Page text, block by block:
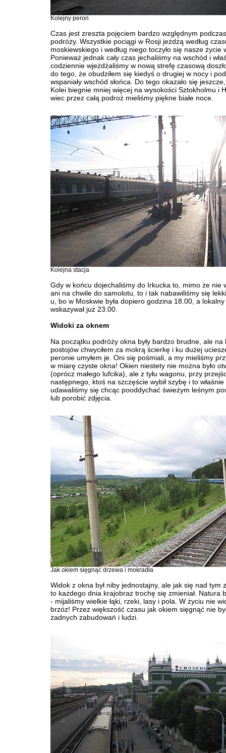
Kolejny peron
Czas jest zreszta pojęciem bardzo względnym
podróży. Wszystkie pociągi w Rosji jeżdżą według
moskiewskiego i według niego toczyło się nasze życie
Ponieważ jednak cały czas jechaliśmy na wschód i
codziennie wjeżdżaliśmy w nową strefę czasową
do tego, że obudziłem się kiedyś o drugiej w nocy i
wspaniały wschód słońca. Do tego okazało się
Kolei biegnie mniej więcej na wysokości Sztokholmu i
wiec przez całą podroż mieliśmy piękne białe noce.
Kolejna stacja
Gdy w końcu dojechaliśmy do Irkucka to, mimo że nie
ani na chwile do samolotu, to i tak nabawiliśmy się
u, bo w Moskwie była dopiero godzina 18.00, a
wskazywał już 23.00.
Widoki za oknem
Na początku podróży okna były bardzo brudne, ale na
postojów chwyciłem za mokrą ścierkę i ku dużej
peronie umyłem je. Oni się pośmiali, a my mieliśmy
w miarę czyste okna! Okien niestety nie można było
(oprócz małego lufcika), ale z tyłu wagonu, przy
następnego, ktoś na szczęście wybił szybę i to właśnie
udawaliśmy się chcąc pooddychać świeżym leśnym
lub porobić zdjęcia.
Jak okiem sięgnąć drzewa i mokradła
Widok z okna był niby jednostajny, ale jak się nad tym
to każdego dnia krajobraz trochę się zmieniał. Natura
- mijaliśmy wielkie łąki, rzeki, lasy i pola. W życiu nie
brzóz! Przez większość czasu jak okiem sięgnąć nie
żadnych zabudowań i ludzi.